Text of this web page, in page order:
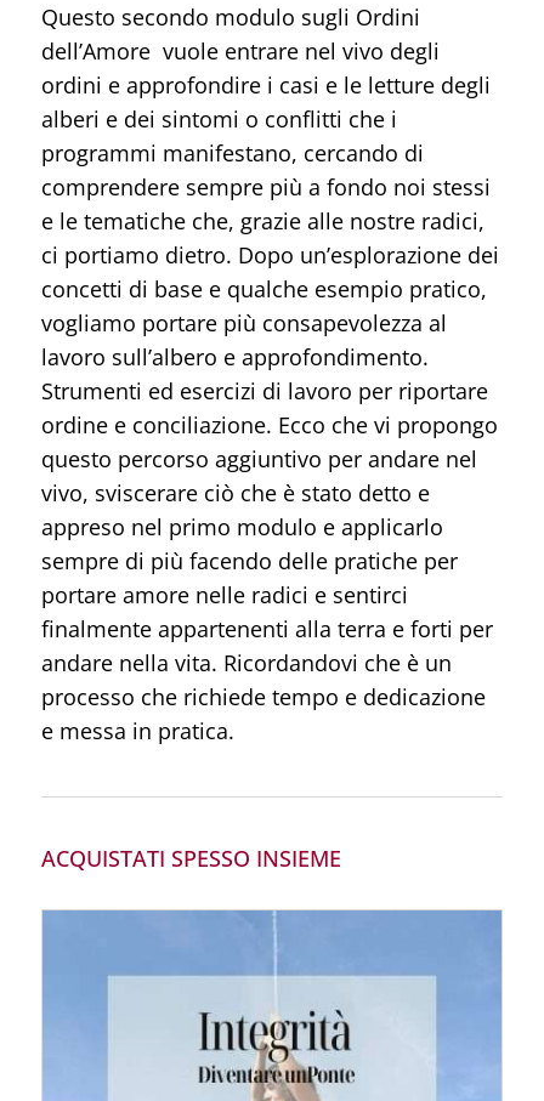
Questo secondo modulo sugli Ordini
dell’Amore vuole entrare nel vivo degli
ordini e approfondire i casi e le letture degli
alberi e dei sintomi o conflitti che i
programmi manifestano, cercando di
comprendere sempre più a fondo noi stessi
e le tematiche che, grazie alle nostre radici,
ci portiamo dietro. Dopo un’esplorazione dei
concetti di base e qualche esempio pratico,
vogliamo portare più consapevolezza al
lavoro sull’albero e approfondimento.
Strumenti ed esercizi di lavoro per riportare
ordine e conciliazione. Ecco che vi propongo
questo percorso aggiuntivo per andare nel
vivo, sviscerare ciò che è stato detto e
appreso nel primo modulo e applicarlo
sempre di più facendo delle pratiche per
portare amore nelle radici e sentirci
finalmente appartenenti alla terra e forti per
andare nella vita. Ricordandovi che è un
processo che richiede tempo e dedicazione
e messa in pratica.
ACQUISTATI SPESSO INSIEME